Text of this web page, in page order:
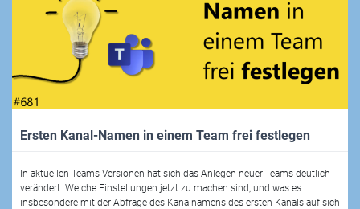
Ersten Kanal-Namen in einem Team frei festlegen
In aktuellen Teams-Versionen hat sich das Anlegen neuer Teams deutlich
verändert. Welche Einstellungen jetzt zu machen sind, und was es
insbesondere mit der Abfrage des Kanalnamens des ersten Kanals auf sich